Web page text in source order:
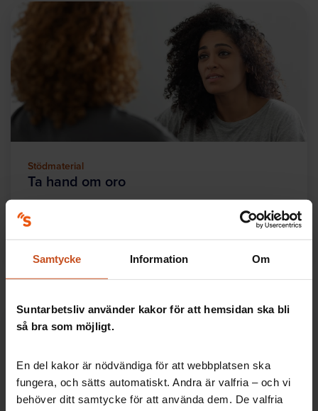
Samtycke Information Om
Suntarbetsliv använder kakor för att hemsidan ska bli
så bra som möjligt.
En del kakor är nödvändiga för att webbplatsen ska
fungera, och sätts automatiskt. Andra är valfria – och vi
behöver ditt samtycke för att använda dem. De valfria
Stödmaterial
Ta hand om oro
vad som är bra att tänka på för att ta hand om oro på
Aktivitet
Kartlägg er handlingsberedskap vid
Genomför i samverkan och kom överens om
eventuella förbättringar. Kartläggningen finns i